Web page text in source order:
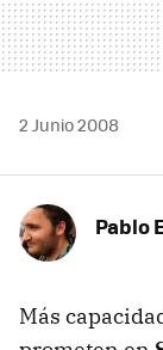
2 Junio 2008
Pablo
Más